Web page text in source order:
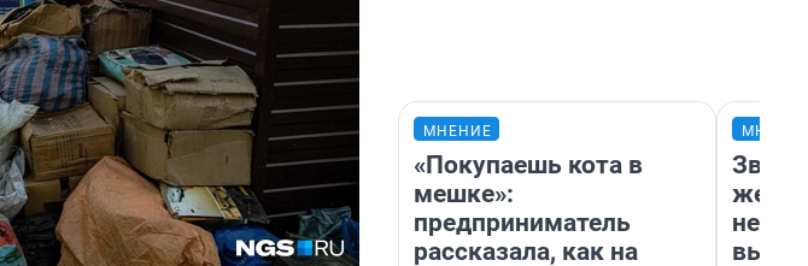
МНЕНИЕ
«Покупаешь кота в
мешке»:
предприниматель
рассказала, как на